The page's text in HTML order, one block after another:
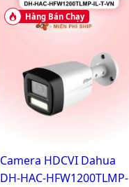
Hàng Bán Chạy
Camera HDCVI Dahua
DH-HAC-HFW1200TLMP-